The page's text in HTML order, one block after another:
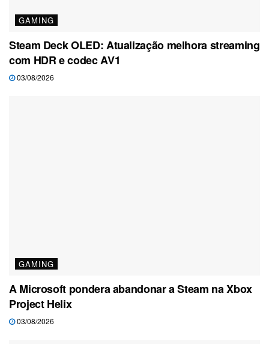
GAMING
Steam Deck OLED: Atualização melhora streaming
com HDR e codec AV1
03/08/2026
GAMING
A Microsoft pondera abandonar a Steam na Xbox
Project Helix
03/08/2026